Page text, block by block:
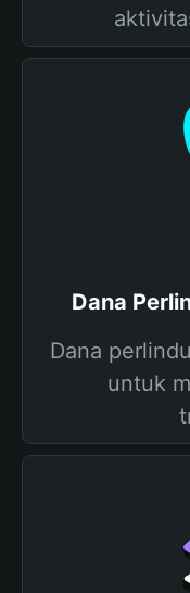
Dana
Dana
untuk